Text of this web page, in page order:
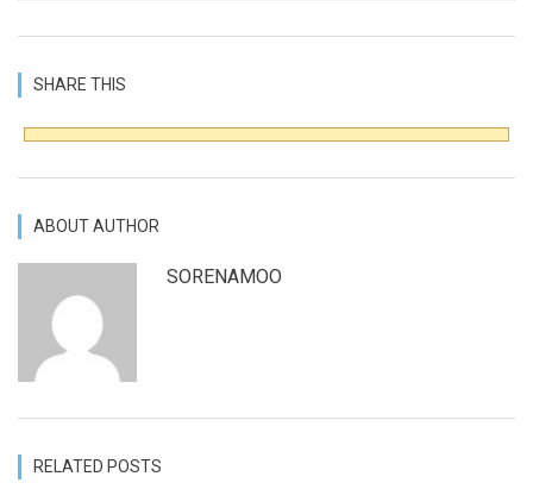
SHARE THIS
ABOUT AUTHOR
SORENAMOO
RELATED POSTS